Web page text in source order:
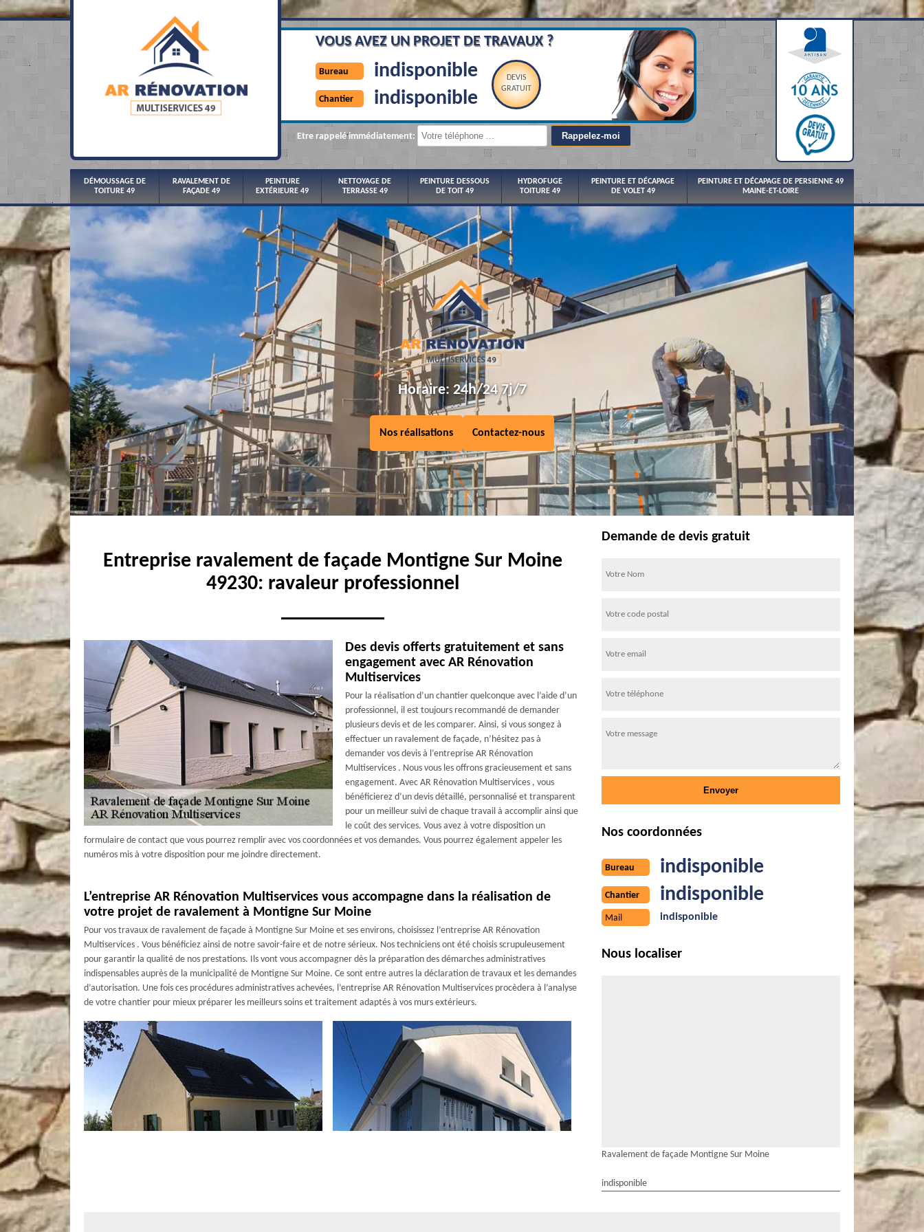
VOUS AVEZ UN PROJET DE TRAVAUX ?
Bureau indisponible
Chantier indisponible
DEVIS
GRATUIT
Etre rappelé immédiatement:
DÉMOUSSAGE DE
TOITURE 49
RAVALEMENT DE
FAÇADE 49
PEINTURE
EXTÉRIEURE 49
NETTOYAGE DE
TERRASSE 49
PEINTURE DESSOUS
DE TOIT 49
HYDROFUGE
TOITURE 49
PEINTURE ET DÉCAPAGE
DE VOLET 49
PEINTURE ET DÉCAPAGE DE PERSIENNE 49
MAINE-ET-LOIRE
Horaire: 24h/24 7j/7
Nos réalisations Contactez-nous
Entreprise ravalement de façade Montigne Sur Moine
49230: ravaleur professionnel
Des devis offerts gratuitement et sans
engagement avec AR Rénovation
Multiservices
Pour la réalisation d’un chantier quelconque avec l’aide d’un
professionnel, il est toujours recommandé de demander
plusieurs devis et de les comparer. Ainsi, si vous songez à
effectuer un ravalement de façade, n’hésitez pas à
demander vos devis à l’entreprise AR Rénovation
Multiservices . Nous vous les offrons gracieusement et sans
engagement. Avec AR Rénovation Multiservices , vous
bénéficierez d’un devis détaillé, personnalisé et transparent
pour un meilleur suivi de chaque travail à accomplir ainsi que
le coût des services. Vous avez à votre disposition un
formulaire de contact que vous pourrez remplir avec vos coordonnées et vos demandes. Vous pourrez également appeler les
numéros mis à votre disposition pour me joindre directement.
L’entreprise AR Rénovation Multiservices vous accompagne dans la réalisation de
votre projet de ravalement à Montigne Sur Moine
Pour vos travaux de ravalement de façade à Montigne Sur Moine et ses environs, choisissez l’entreprise AR Rénovation
Multiservices . Vous bénéficiez ainsi de notre savoir-faire et de notre sérieux. Nos techniciens ont été choisis scrupuleusement
pour garantir la qualité de nos prestations. Ils vont vous accompagner dès la préparation des démarches administratives
indispensables auprès de la municipalité de Montigne Sur Moine. Ce sont entre autres la déclaration de travaux et les demandes
d’autorisation. Une fois ces procédures administratives achevées, l’entreprise AR Rénovation Multiservices procèdera à l’analyse
de votre chantier pour mieux préparer les meilleurs soins et traitement adaptés à vos murs extérieurs.
Demande de devis gratuit
Nos coordonnées
Bureau indisponible
Chantier indisponible
Mail indisponible
Nous localiser
Ravalement de façade Montigne Sur Moine
indisponible